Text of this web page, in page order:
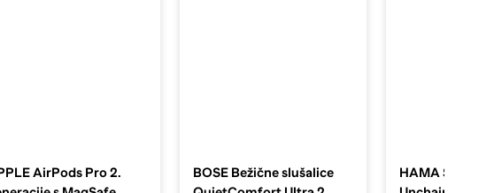
AirPods Pro 2.
BOSE Bežične slušalice
HAMA